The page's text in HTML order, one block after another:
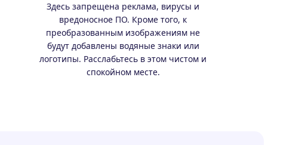
Здесь запрещена реклама, вирусы и
вредоносное ПО. Кроме того, к
преобразованным изображениям не
будут добавлены водяные знаки или
логотипы. Расслабьтесь в этом чистом и
спокойном месте.